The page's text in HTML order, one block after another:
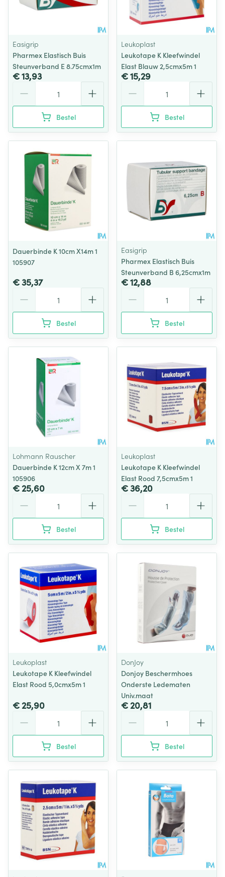
Easigrip
Pharmex Elastisch Buis
Steunverband E 8.75cmx1m
€ 13,93
Bestel
Leukoplast
Leukotape K Kleefwindel
Elast Blauw 2,5cmx5m 1
€ 15,29
Bestel
Dauerbinde K 10cm X14m 1
105907
€ 35,37
Bestel
Easigrip
Pharmex Elastisch Buis
Steunverband B 6,25cmx1m
€ 12,88
Bestel
Lohmann Rauscher
Dauerbinde K 12cm X 7m 1
105906
€ 25,60
Bestel
Leukoplast
Leukotape K Kleefwindel
Elast Rood 7,5cmx5m 1
€ 36,20
Bestel
Leukoplast
Leukotape K Kleefwindel
Elast Rood 5,0cmx5m 1
€ 25,90
Bestel
DonJoy
Donjoy Beschermhoes
Onderste Ledematen
Univ.maat
€ 20,81
Bestel